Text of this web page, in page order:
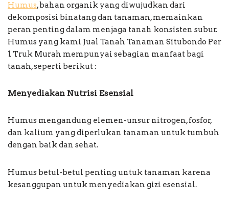
Humus, bahan organik yang diwujudkan dari
dekomposisi binatang dan tanaman, memainkan
peran penting dalam menjaga tanah konsisten subur.
Humus yang kami Jual Tanah Tanaman Situbondo Per
1 Truk Murah mempunyai sebagian manfaat bagi
tanah, seperti berikut :
Menyediakan Nutrisi Esensial
Humus mengandung elemen-unsur nitrogen, fosfor,
dan kalium yang diperlukan tanaman untuk tumbuh
dengan baik dan sehat.
Humus betul-betul penting untuk tanaman karena
kesanggupan untuk menyediakan gizi esensial.